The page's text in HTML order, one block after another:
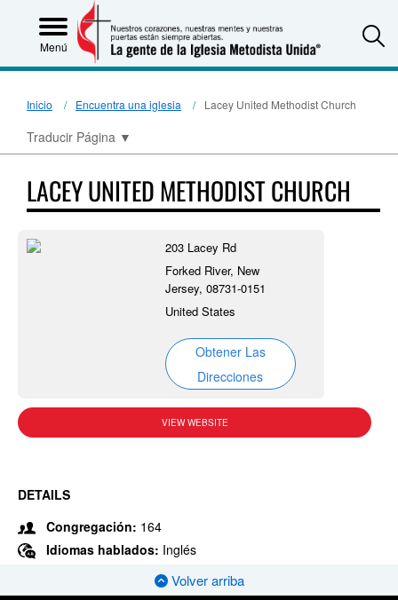
Menú
Inicio Encuentra una iglesia Lacey United Methodist Church
Traducir Página ▼
LACEY UNITED METHODIST CHURCH
203 Lacey Rd
Forked River, New
Jersey, 08731-0151
United States
Obtener Las
Direcciones
VIEW WEBSITE
DETAILS
Congregación: 164
Idiomas hablados: Inglés
Volver arriba